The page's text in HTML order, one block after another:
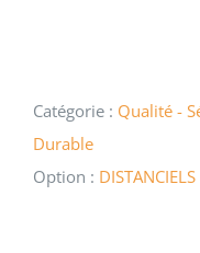
Catégorie : Qualité -
Durable
Option : DISTANCIELS